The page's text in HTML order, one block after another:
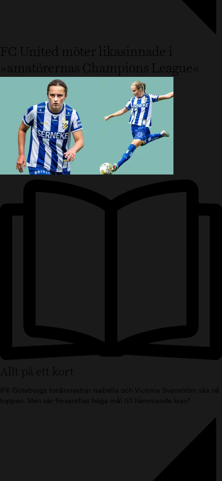
FC United möter likasinnade i
»amatörernas Champions League«
Allt på ett kort
IFK Göteborgs tonårssystrar Isabella och Victoria Svanström ska nå
toppen. Men när förvandlas höga mål till hämmande krav?